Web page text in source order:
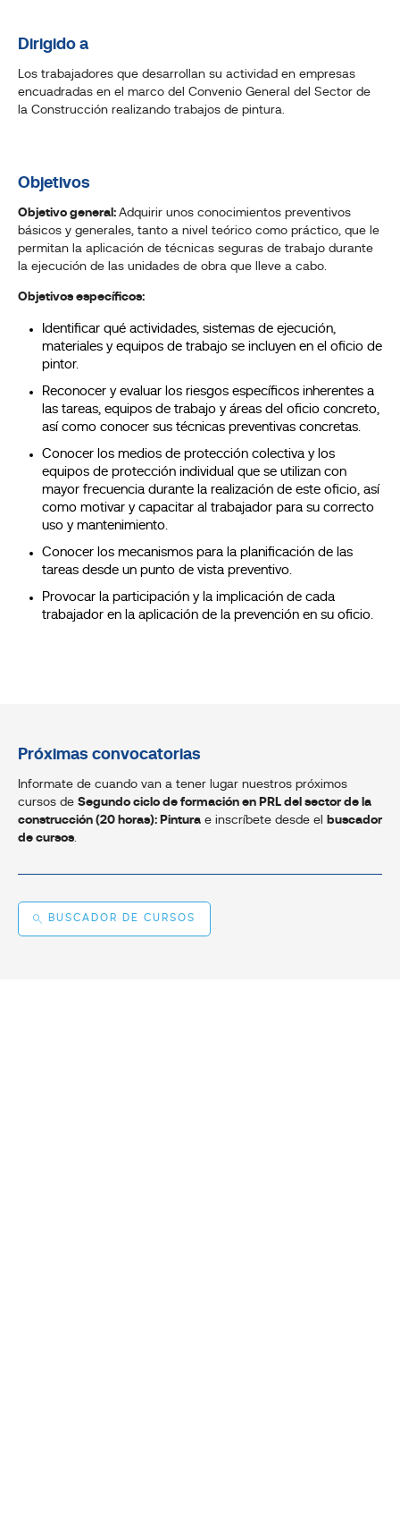
Dirigido a
Los trabajadores que desarrollan su actividad en empresas
encuadradas en el marco del Convenio General del Sector de
la Construcción realizando trabajos de pintura.
Objetivos
Objetivo general: Adquirir unos conocimientos preventivos
básicos y generales, tanto a nivel teórico como práctico, que le
permitan la aplicación de técnicas seguras de trabajo durante
la ejecución de las unidades de obra que lleve a cabo.
Objetivos específicos:
Identificar qué actividades, sistemas de ejecución,
materiales y equipos de trabajo se incluyen en el oficio de
pintor.
Reconocer y evaluar los riesgos específicos inherentes a
las tareas, equipos de trabajo y áreas del oficio concreto,
así como conocer sus técnicas preventivas concretas.
Conocer los medios de protección colectiva y los
equipos de protección individual que se utilizan con
mayor frecuencia durante la realización de este oficio, así
como motivar y capacitar al trabajador para su correcto
uso y mantenimiento.
Conocer los mecanismos para la planificación de las
tareas desde un punto de vista preventivo.
Provocar la participación y la implicación de cada
trabajador en la aplicación de la prevención en su oficio.
Próximas convocatorias
Informate de cuando van a tener lugar nuestros próximos
cursos de Segundo ciclo de formación en PRL del sector de la
construcción (20 horas): Pintura e inscríbete desde el buscador
de cursos.
BUSCADOR DE CURSOS